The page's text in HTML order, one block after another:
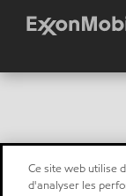
Ce site web utilise
d'analyser les